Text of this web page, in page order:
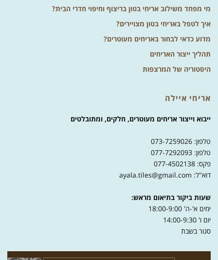
מי מפחד משילוב אריחי בטון בריצוף וחיפוי חדרי הבית?
איך לטפל באריחי בטון מצויירים?
מדוע כדאי לבחור באריחים מעוטרים?
תהליך ייצור האריחים
היסטוריה של המרצפות
אריחי איילה
ייבוא וייצור אריחים מעוטרים, חלקים, ומתובלטים
טלפון: 073-7259026
טלפון: 077-7292093
פקס: 077-4502138
דוא"ל: ayala.tiles@gmail.com
שעות ביקור בתיאום מראש:
ימים א'-ה' 18:00-9:00
יום ו' 14:00-9:30
סגור בשבת